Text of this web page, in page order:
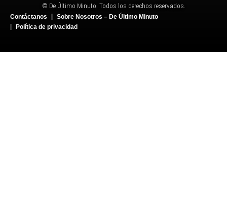
© De Último Minuto. Todos los derechos reservados.
Contáctanos
Sobre Nosotros – De Último Minuto
Política de privacidad